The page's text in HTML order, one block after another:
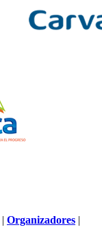
| Organizadores |